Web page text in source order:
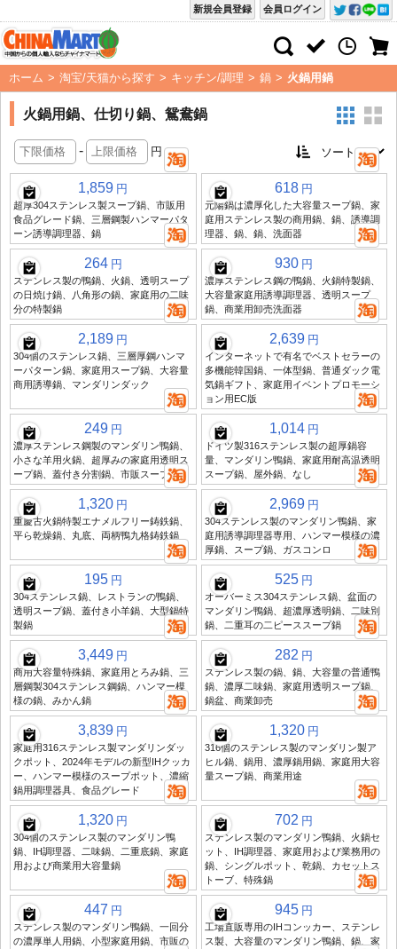
会員ログイン
新規会員登録
ホーム > 淘宝/天猫から探す > キッチン/調理 > 鍋 > 火鍋用鍋
火鍋用鍋、仕切り鍋、鴛鴦鍋
- 円
1,859 円
超厚304ステンレス製スープ鍋、市販用
食品グレード鍋、三層鋼製ハンマーパタ
ーン誘導調理器、鍋
618 円
元陽鍋は濃厚化した大容量スープ鍋、家
庭用ステンレス製の商用鍋、鍋、誘導調
理器、鍋、鍋、洗面器
264 円
ステンレス製の鴨鍋、火鍋、透明スープ
の日焼け鍋、八角形の鍋、家庭用の二味
分の特製鍋
930 円
濃厚ステンレス鋼の鴨鍋、火鍋特製鍋、
大容量家庭用誘導調理器、透明スープ
鍋、商業用卸売洗面器
2,189 円
304個のステンレス鍋、三層厚鋼ハンマ
ーパターン鍋、家庭用スープ鍋、大容量
商用誘導鍋、マンダリンダック
2,639 円
インターネットで有名でベストセラーの
多機能韓国鍋、一体型鍋、普通ダック電
気鍋ギフト、家庭用イベントプロモーシ
ョン用EC版
249 円
濃厚ステンレス鋼製のマンダリン鴨鍋、
小さな羊用火鍋、超厚みの家庭用透明ス
ープ鍋、蓋付き分割鍋、市販スープ鍋
1,014 円
ドイツ製316ステンレス製の超厚鍋容
量、マンダリン鴨鍋、家庭用耐高温透明
スープ鍋、屋外鍋、なし
1,320 円
重慶古火鍋特製エナメルフリー鋳鉄鍋、
平ら乾燥鍋、丸底、両柄鴨九格鋳鉄鍋
2,969 円
304ステンレス製のマンダリン鴨鍋、家
庭用誘導調理器専用、ハンマー模様の濃
厚鍋、スープ鍋、ガスコンロ
195 円
304ステンレス鍋、レストランの鴨鍋、
透明スープ鍋、蓋付き小羊鍋、大型鍋特
製鍋
525 円
オーバーミス304ステンレス鍋、盆面の
マンダリン鴨鍋、超濃厚透明鍋、二味別
鍋、二重耳の二ピーススープ鍋
3,449 円
商用大容量特殊鍋、家庭用とろみ鍋、三
層鋼製304ステンレス鋼鍋、ハンマー模
様の鍋、みかん鍋
282 円
ステンレス製の鍋、鍋、大容量の普通鴨
鍋、濃厚二味鍋、家庭用透明スープ鍋、
鍋盆、商業卸売
3,839 円
家庭用316ステンレス製マンダリンダッ
クポット、2024年モデルの新型IHクッカ
ー、ハンマー模様のスープポット、濃縮
鍋用調理器具、食品グレード
1,320 円
316個のステンレス製のマンダリン製ア
ヒル鍋、鍋用、濃厚鍋用鍋、家庭用大容
量スープ鍋、商業用途
1,320 円
304個のステンレス製のマンダリン鴨
鍋、IH調理器、二味鍋、二重底鍋、家庭
用および商業用大容量鍋
702 円
ステンレス製のマンダリン鴨鍋、火鍋セ
ット、IH調理器、家庭用および業務用の
鍋、シングルポット、乾鍋、カセットス
トーブ、特殊鍋
447 円
ステンレス製のマンダリン鴨鍋、一回分
の濃厚単人用鍋、小型家庭用鍋、市販の
945 円
工場直販専用のIHコンッカー、ステンレ
ス製、大容量のマンダリン鴨鍋、鍋、家